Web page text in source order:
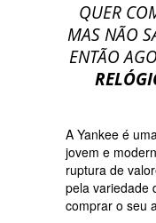
QUER
MAS NÃO
ENTÃO
A Yankee é
jovem e
ruptura de
pela variedade
comprar o seu